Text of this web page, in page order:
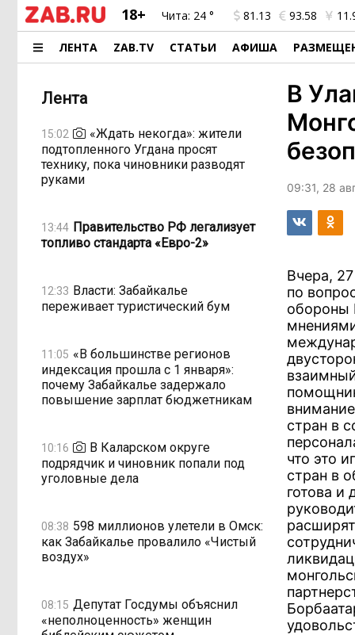
18+ Чита: 24 ° 81.13 93.58
ЛЕНТА ZAB.TV СТАТЬИ АФИША
Лента
15:02
«Ждать некогда»: жители
подтопленного Угдана просят
технику, пока чиновники разводят
руками
13:44 Правительство РФ легализует
топливо стандарта «Евро-2»
12:33 Власти: Забайкалье
переживает туристический бум
11:05 «В большинстве регионов
индексация прошла с 1 января»:
почему Забайкалье задержало
повышение зарплат бюджетникам
10:16
В Каларском округе
подрядчик и чиновник попали под
уголовные дела
08:38 598 миллионов улетели в Омск:
как Забайкалье провалило «Чистый
воздух»
08:15 Депутат Госдумы объяснил
«неполноценность» женщин
В
09:31, 28
Вчера,
по
обороны
стран в
что это
стран в
готова и